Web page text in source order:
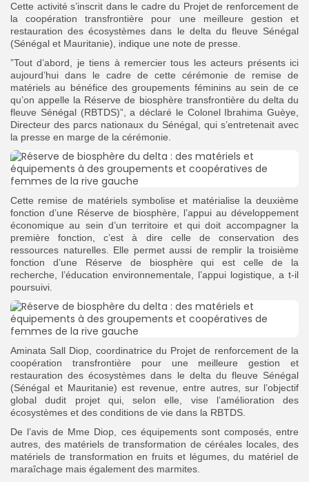
Cette activité s’inscrit dans le cadre du Projet de renforcement de
la coopération transfrontière pour une meilleure gestion et
restauration des écosystèmes dans le delta du fleuve Sénégal
(Sénégal et Mauritanie), indique une note de presse.
”Tout d’abord, je tiens à remercier tous les acteurs présents ici
aujourd’hui dans le cadre de cette cérémonie de remise de
matériels au bénéfice des groupements féminins au sein de ce
qu’on appelle la Réserve de biosphère transfrontière du delta du
fleuve Sénégal (RBTDS)”, a déclaré le Colonel Ibrahima Guèye,
Directeur des parcs nationaux du Sénégal, qui s’entretenait avec
la presse en marge de la cérémonie.
Cette remise de matériels symbolise et matérialise la deuxième
fonction d’une Réserve de biosphère, l’appui au développement
économique au sein d’un territoire et qui doit accompagner la
première fonction, c’est à dire celle de conservation des
ressources naturelles. Elle permet aussi de remplir la troisième
fonction d’une Réserve de biosphère qui est celle de la
recherche, l’éducation environnementale, l’appui logistique, a t-il
poursuivi.
Aminata Sall Diop, coordinatrice du Projet de renforcement de la
coopération transfrontière pour une meilleure gestion et
restauration des écosystèmes dans le delta du fleuve Sénégal
(Sénégal et Mauritanie) est revenue, entre autres, sur l’objectif
global dudit projet qui, selon elle, vise l’amélioration des
écosystèmes et des conditions de vie dans la RBTDS.
De l’avis de Mme Diop, ces équipements sont composés, entre
autres, des matériels de transformation de céréales locales, des
matériels de transformation en fruits et légumes, du matériel de
maraîchage mais également des marmites.